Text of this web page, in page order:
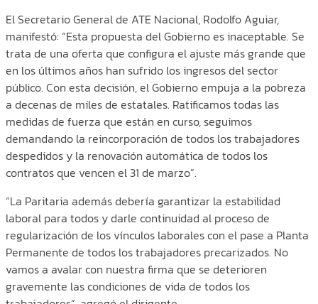
El Secretario General de ATE Nacional, Rodolfo Aguiar,
manifestó: “Esta propuesta del Gobierno es inaceptable. Se
trata de una oferta que configura el ajuste más grande que
en los últimos años han sufrido los ingresos del sector
público. Con esta decisión, el Gobierno empuja a la pobreza
a decenas de miles de estatales. Ratificamos todas las
medidas de fuerza que están en curso, seguimos
demandando la reincorporación de todos los trabajadores
despedidos y la renovación automática de todos los
contratos que vencen el 31 de marzo”.
“La Paritaria además debería garantizar la estabilidad
laboral para todos y darle continuidad al proceso de
regularización de los vínculos laborales con el pase a Planta
Permanente de todos los trabajadores precarizados. No
vamos a avalar con nuestra firma que se deterioren
gravemente las condiciones de vida de todos los